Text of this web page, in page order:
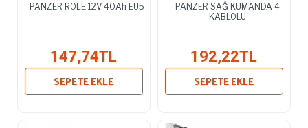
PANZER ROLE 12V 40Ah EU5
147,74TL
SEPETE EKLE
PANZER SAĞ KUMANDA 4
KABLOLU
192,22TL
SEPETE EKLE